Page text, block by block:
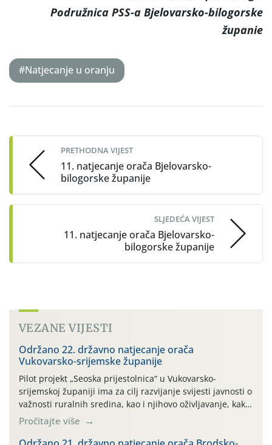
Podružnica PSS-a Bjelovarsko-bilogorske
županie
#Natjecanje u oranju
navigation
PRETHODNA VIJEST
11. natjecanje orača Bjelovarsko-
bilogorske županije
SLJEDEĆA VIJEST
11. natjecanje orača Bjelovarsko-
bilogorske županije
VEZANE VIJESTI
Održano 22. državno natjecanje orača
Vukovarsko-srijemske županije
Pilot projekt „Seoska prijestolnica“ u Vukovarsko-
srijemskoj županiji ima za cilj razvijanje svijesti javnosti o
važnosti ruralnih sredina, kao i njihovo oživljavanje, kako
bi se pokrenule: društvene, gospodarske, kulturne i
sportske aktivnosti kojima se može pokazati sva ljepota i
bogatstvo, ali i snaga opstanka u ovom kraju za koji smo
Pročitajte više